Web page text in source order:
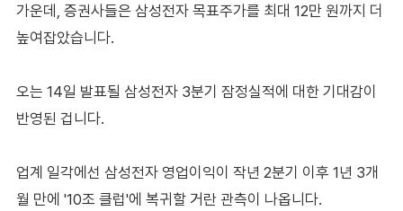
가운데, 증권사들은 삼성전자 목표주가를 최대 12만 원까지 더
높여잡았습니다.
오는 14일 발표될 삼성전자 3분기 잠정실적에 대한 기대감이
반영된 겁니다.
업계 일각에선 삼성전자 영업이익이 작년 2분기 이후 1년 3개
월 만에 '10조 클럽'에 복귀할 거란 관측이 나옵니다.